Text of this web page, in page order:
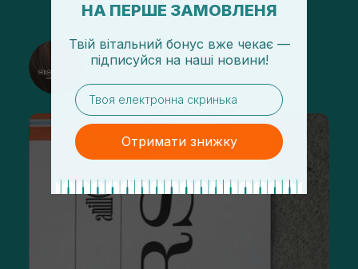
@sisters_stelmakh в Instagram
Підписатися
НА ПЕРШЕ ЗАМОВЛЕНЯ
Твій вітальний бонус вже чекає —
підписуйся на наші новини!
email
Отримати знижку